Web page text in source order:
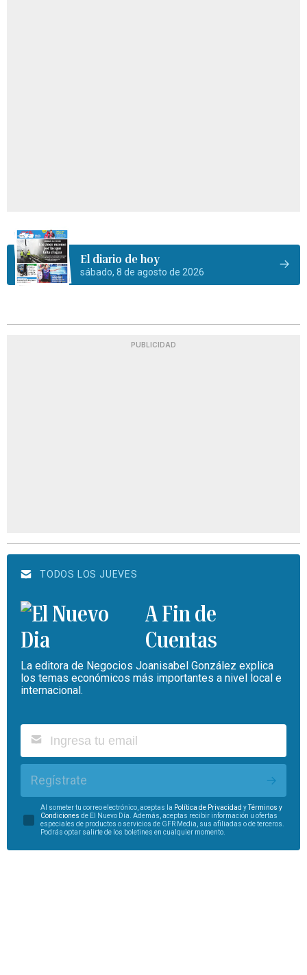
El diario de hoy
sábado, 8 de agosto de 2026
PUBLICIDAD
TODOS LOS JUEVES
A Fin de
Cuentas
La editora de Negocios Joanisabel González explica
los temas económicos más importantes a nivel local e
internacional.
Regístrate
Al someter tu correo electrónico, aceptas la Política de Privacidad yTérminos y
Condiciones de El Nuevo Día. Además, aceptas recibir información u ofertas
especiales de productos o servicios de GFR Media, sus afiliadas o de terceros.
Podrás optar salirte de los boletines en cualquier momento.